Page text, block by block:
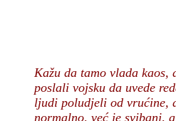
Kažu da tamo vlada kaos,
poslali vojsku da uvede
ljudi poludjeli od vrućine,
normalno, već je svibanj,